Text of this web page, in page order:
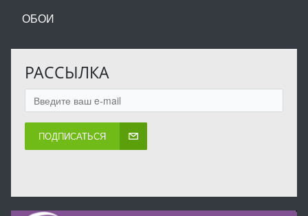
ОБОИ
РАССЫЛКА
ПОДПИСАТЬСЯ